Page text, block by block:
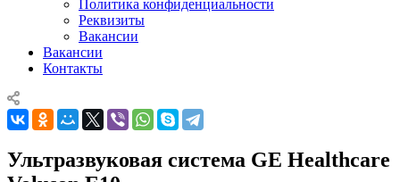
Политика конфиденциальности
Реквизиты
Вакансии
Вакансии
Контакты
Ультразвуковая система GE Healthcare